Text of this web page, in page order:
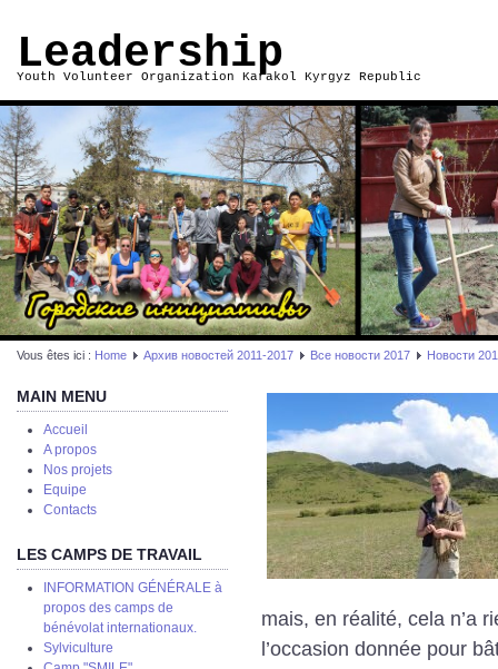
Leadership
Youth Volunteer Organization Karakol Kyrgyz Republic
Vous êtes ici : Home Архив новостей 2011-2017 Все новости 2017 Новости
MAIN MENU
Accueil
A propos
Nos projets
Equipe
Сontacts
LES CAMPS DE TRAVAIL
INFORMATION GÉNÉRALE à
propos des camps de
bénévolat internationaux.
Sylviculture
mais, en réalité, cela n’a
l’occasion donnée pour